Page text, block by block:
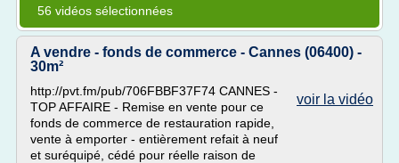
56 vidéos sélectionnées
A vendre - fonds de commerce - Cannes (06400) -
30m²
voir la vidéo
http://pvt.fm/pub/706FBBF37F74 CANNES -
TOP AFFAIRE - Remise en vente pour ce
fonds de commerce de restauration rapide,
vente à emporter - entièrement refait à neuf
et suréquipé, cédé pour réelle raison de